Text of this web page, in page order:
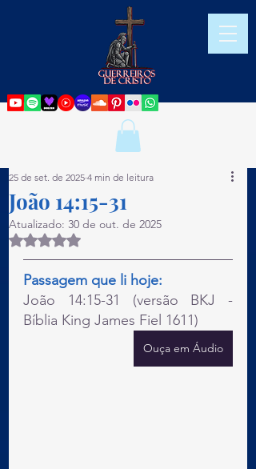
João 14:15-31
25 de set. de 2025 4 min de leitura
Atualizado: 30 de out. de 2025
Avaliado com NaN de 5 estrelas.
Passagem que li hoje:
João 14:15-31 (versão BKJ -
Bíblia King James Fiel 1611)
Ouça em Áudio